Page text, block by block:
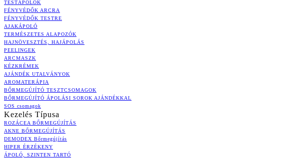
TESTÁPOLÓK
FÉNYVÉDŐK ARCRA
FÉNYVÉDŐK TESTRE
AJAKÁPOLÓ
TERMÉSZETES ALAPOZÓK
HAJNÖVESZTÉS, HAJÁPOLÁS
PEELINGEK
ARCMASZK
KÉZKRÉMEK
AJÁNDÉK UTALVÁNYOK
AROMATERÁPIA
BŐRMEGÚJÍTÓ TESZTCSOMAGOK
BŐRMEGÚJÍTÓ ÁPOLÁSI SOROK AJÁNDÉKKAL
SOS csomagok
Kezelés Típusa
ROZÁCEA BŐRMEGÚJÍTÁS
AKNE BŐRMEGÚJÍTÁS
DEMODEX Bőrmegújítás
HIPER ÉRZÉKENY
ÁPOLÓ, SZINTEN TARTÓ